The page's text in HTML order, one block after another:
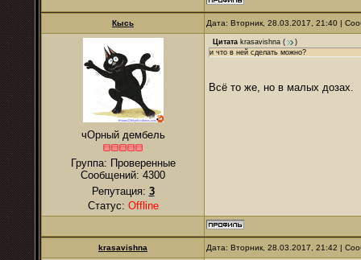
Кысь Дата: Вторник, 28.03.2017, 21:40 |
чОрный дембель
Группа: Проверенные
Сообщений: 4300
Репутация: 3
Статус: Offline
Цитата krasavishna (
)
и что в ней сделать можно?
Всё то же, но в малых дозах.
krasavishna Дата: Вторник, 28.03.2017, 21:42 |